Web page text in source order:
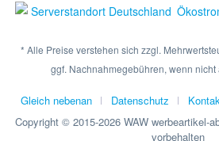
* Alle Preise verstehen sich zzgl.
ggf. Nachnahmegebühren, wenn
Gleich nebenan Datenschutz
Copyright © 2015-2026 WAW werbeartikel-
vorbehalten